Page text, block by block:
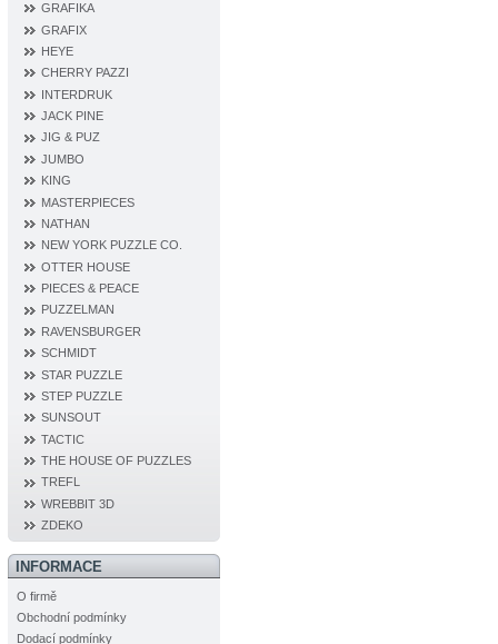
GRAFIKA
GRAFIX
HEYE
CHERRY PAZZI
INTERDRUK
JACK PINE
JIG & PUZ
JUMBO
KING
MASTERPIECES
NATHAN
NEW YORK PUZZLE CO.
OTTER HOUSE
PIECES & PEACE
PUZZELMAN
RAVENSBURGER
SCHMIDT
STAR PUZZLE
STEP PUZZLE
SUNSOUT
TACTIC
THE HOUSE OF PUZZLES
TREFL
WREBBIT 3D
ZDEKO
INFORMACE
O firmě
Obchodní podmínky
Dodací podmínky